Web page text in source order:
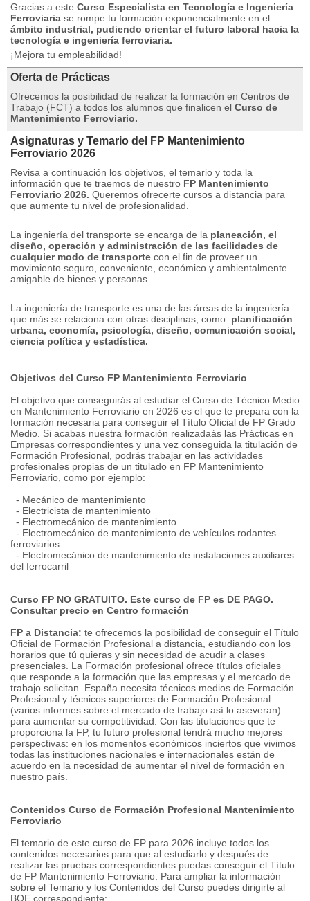
Gracias a este Curso Especialista en Tecnología e Ingeniería
Ferroviaria se rompe tu formación exponencialmente en el
ámbito industrial, pudiendo orientar el futuro laboral hacia la
tecnología e ingeniería ferroviaria.
¡Mejora tu empleabilidad!
Oferta de Prácticas
Ofrecemos la posibilidad de realizar la formación en Centros de
Trabajo (FCT) a todos los alumnos que finalicen el Curso de
Mantenimiento Ferroviario.
Asignaturas y Temario del FP Mantenimiento
Ferroviario 2026
Revisa a continuación los objetivos, el temario y toda la
información que te traemos de nuestro FP Mantenimiento
Ferroviario 2026. Queremos ofrecerte cursos a distancia para
que aumente tu nivel de profesionalidad.
La ingeniería del transporte se encarga de la planeación, el
diseño, operación y administración de las facilidades de
cualquier modo de transporte con el fin de proveer un
movimiento seguro, conveniente, económico y ambientalmente
amigable de bienes y personas.
La ingeniería de transporte es una de las áreas de la ingeniería
que más se relaciona con otras disciplinas, como: planificación
urbana, economía, psicología, diseño, comunicación social,
ciencia política y estadística.
Objetivos del Curso FP Mantenimiento Ferroviario
El objetivo que conseguirás al estudiar el Curso de Técnico Medio
en Mantenimiento Ferroviario en 2026 es el que te prepara con la
formación necesaria para conseguir el Título Oficial de FP Grado
Medio. Si acabas nuestra formación realizadaás las Prácticas en
Empresas correspondientes y una vez conseguida la titulación de
Formación Profesional, podrás trabajar en las actividades
profesionales propias de un titulado en FP Mantenimiento
Ferroviario, como por ejemplo:
- Mecánico de mantenimiento
- Electricista de mantenimiento
- Electromecánico de mantenimiento
- Electromecánico de mantenimiento de vehículos rodantes
ferroviarios
- Electromecánico de mantenimiento de instalaciones auxiliares
del ferrocarril
Curso FP NO GRATUITO. Este curso de FP es DE PAGO.
Consultar precio en Centro formación
FP a Distancia: te ofrecemos la posibilidad de conseguir el Título
Oficial de Formación Profesional a distancia, estudiando con los
horarios que tú quieras y sin necesidad de acudir a clases
presenciales. La Formación profesional ofrece títulos oficiales
que responde a la formación que las empresas y el mercado de
trabajo solicitan. España necesita técnicos medios de Formación
Profesional y técnicos superiores de Formación Profesional
(varios informes sobre el mercado de trabajo así lo aseveran)
para aumentar su competitividad. Con las titulaciones que te
proporciona la FP, tu futuro profesional tendrá mucho mejores
perspectivas: en los momentos económicos inciertos que vivimos
todas las instituciones nacionales e internacionales están de
acuerdo en la necesidad de aumentar el nivel de formación en
nuestro país.
Contenidos Curso de Formación Profesional Mantenimiento
Ferroviario
El temario de este curso de FP para 2026 incluye todos los
contenidos necesarios para que al estudiarlo y después de
realizar las pruebas correspondientes puedas conseguir el Título
de FP Mantenimiento Ferroviario. Para ampliar la información
sobre el Temario y los Contenidos del Curso puedes dirigirte al
BOE correspondiente: